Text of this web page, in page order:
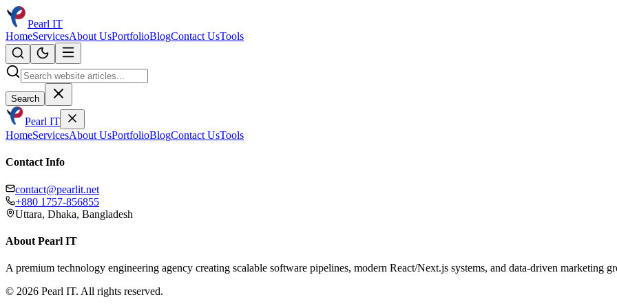
Pearl IT
HomeServicesAbout UsPortfolioBlogContact UsTools
Search
Pearl IT
HomeServicesAbout UsPortfolioBlogContact UsTools
Contact Info
contact@pearlit.net
+880 1757-856855
Uttara, Dhaka, Bangladesh
About Pearl IT
A premium technology engineering agency creating scalable software pipelines, modern React/Next.js systems, and data-driven marketing
© 2026 Pearl IT. All rights reserved.